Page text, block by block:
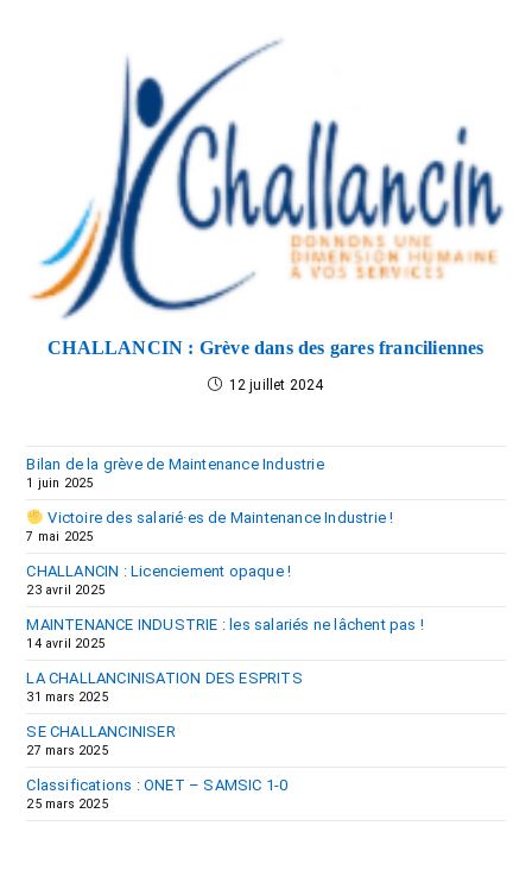
CHALLANCIN : Grève dans des gares franciliennes
12 juillet 2024
Bilan de la grève de Maintenance Industrie
1 juin 2025
Victoire des salarié·es de Maintenance Industrie !
7 mai 2025
CHALLANCIN : Licenciement opaque !
23 avril 2025
MAINTENANCE INDUSTRIE : les salariés ne lâchent pas !
14 avril 2025
LA CHALLANCINISATION DES ESPRITS
31 mars 2025
SE CHALLANCINISER
27 mars 2025
Classifications : ONET – SAMSIC 1-0
25 mars 2025